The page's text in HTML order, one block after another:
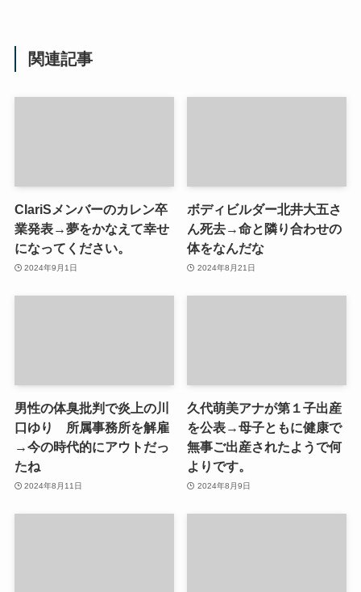
関連記事
ClariSメンバーのカレン卒
業発表→夢をかなえて幸せ
になってください。
2024年9月1日
ボディビルダー北井大五さ
ん死去→命と隣り合わせの
体をなんだな
2024年8月21日
男性の体臭批判で炎上の川
口ゆり 所属事務所を解雇
→今の時代的にアウトだっ
たね
2024年8月11日
久代萌美アナが第１子出産
を公表→母子ともに健康で
無事ご出産されたようで何
よりです。
2024年8月9日